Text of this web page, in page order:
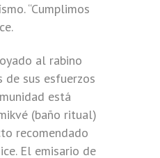
“Cumplimos
al rabino
de sus esfuerzos
está
(baño ritual)
recomendado
El emisario de